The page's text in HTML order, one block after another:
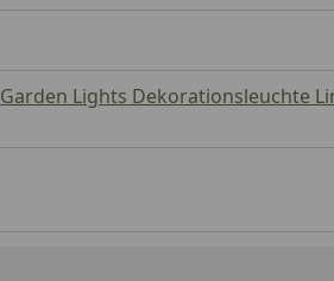
Garden Lights Dekorationsleuchte